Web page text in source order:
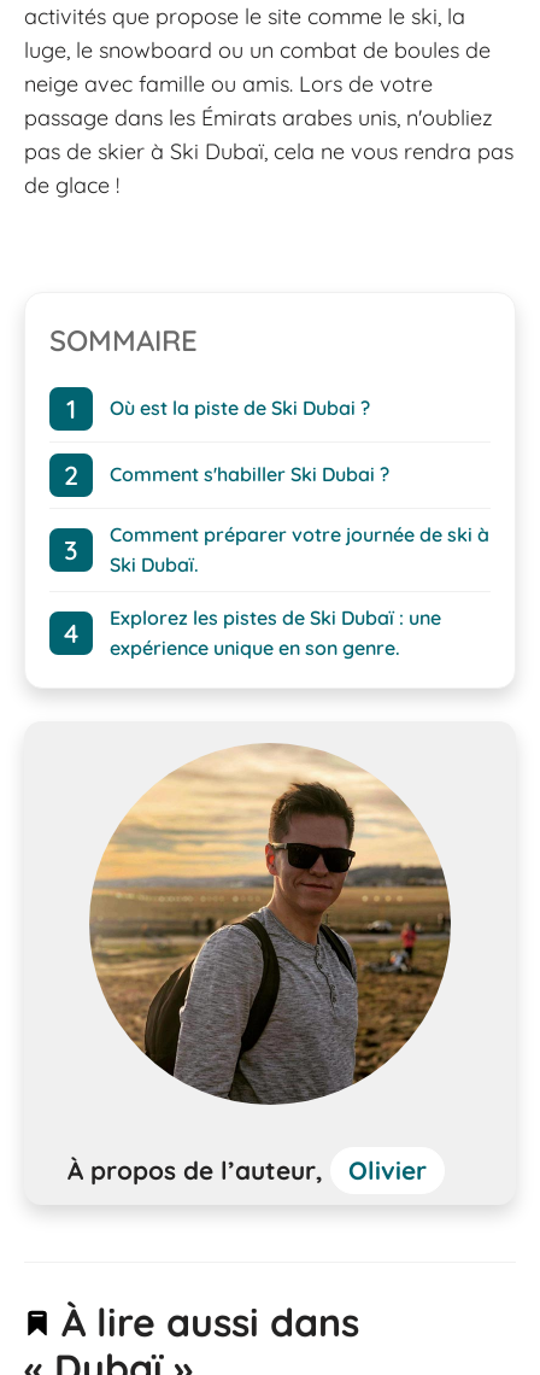
activités que propose le site comme le ski, la
luge, le snowboard ou un combat de boules de
neige avec famille ou amis. Lors de votre
passage dans les Émirats arabes unis, n'oubliez
pas de skier à Ski Dubaï, cela ne vous rendra pas
de glace !
SOMMAIRE
Où est la piste de Ski Dubai ?
Comment s'habiller Ski Dubai ?
Comment préparer votre journée de ski à
Ski Dubaï.
Explorez les pistes de Ski Dubaï : une
expérience unique en son genre.
À propos de l’auteur, Olivier
À lire aussi dans